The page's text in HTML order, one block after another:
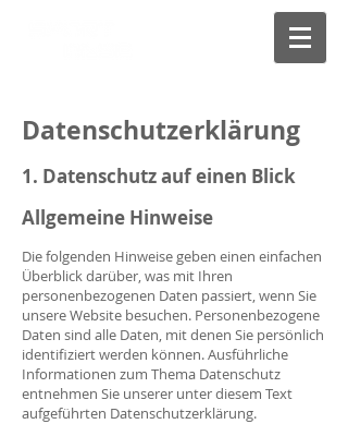
Datenschutzerklärung
1. Datenschutz auf einen Blick
Allgemeine Hinweise
Die folgenden Hinweise geben einen einfachen
Überblick darüber, was mit Ihren
personenbezogenen Daten passiert, wenn Sie
unsere Website besuchen. Personenbezogene
Daten sind alle Daten, mit denen Sie persönlich
identifiziert werden können. Ausführliche
Informationen zum Thema Datenschutz
entnehmen Sie unserer unter diesem Text
aufgeführten Datenschutzerklärung.